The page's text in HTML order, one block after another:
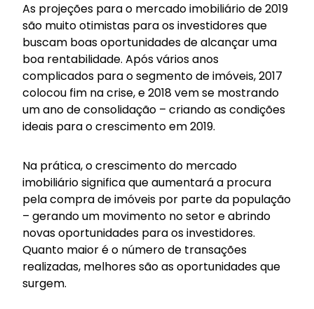
As projeções para o mercado imobiliário de 2019
são muito otimistas para os investidores que
buscam boas oportunidades de alcançar uma
boa rentabilidade. Após vários anos
complicados para o segmento de imóveis, 2017
colocou fim na crise, e 2018 vem se mostrando
um ano de consolidação – criando as condições
ideais para o crescimento em 2019.
Na prática, o crescimento do mercado
imobiliário significa que aumentará a procura
pela compra de imóveis por parte da população
– gerando um movimento no setor e abrindo
novas oportunidades para os investidores.
Quanto maior é o número de transações
realizadas, melhores são as oportunidades que
surgem.